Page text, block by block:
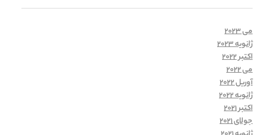
می 2023
ژانویه 2023
اکتبر 2022
می 2022
آوریل 2022
ژانویه 2022
اکتبر 2021
جولای 2021